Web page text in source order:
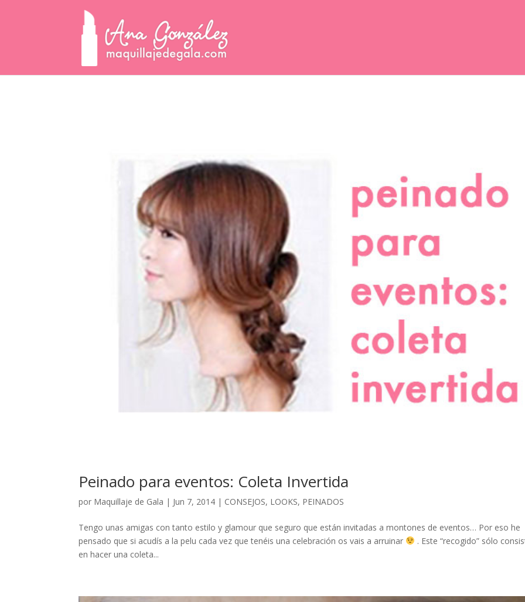
Peinado para eventos: Coleta Invertida
por Maquillaje de Gala | Jun 7, 2014 | CONSEJOS, LOOKS, PEINADOS
Tengo unas amigas con tanto estilo y glamour que seguro que están invitadas a montones de eventos… Por eso he
pensado que si acudís a la pelu cada vez que tenéis una celebración os vais a arruinar
. Este “recogido” sólo
en hacer una coleta...